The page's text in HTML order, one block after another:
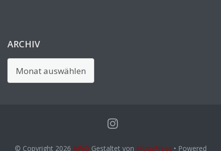
ARCHIV
Archiv
© Copyright 2026 AWO Gestaltet von MotoPress • Powered